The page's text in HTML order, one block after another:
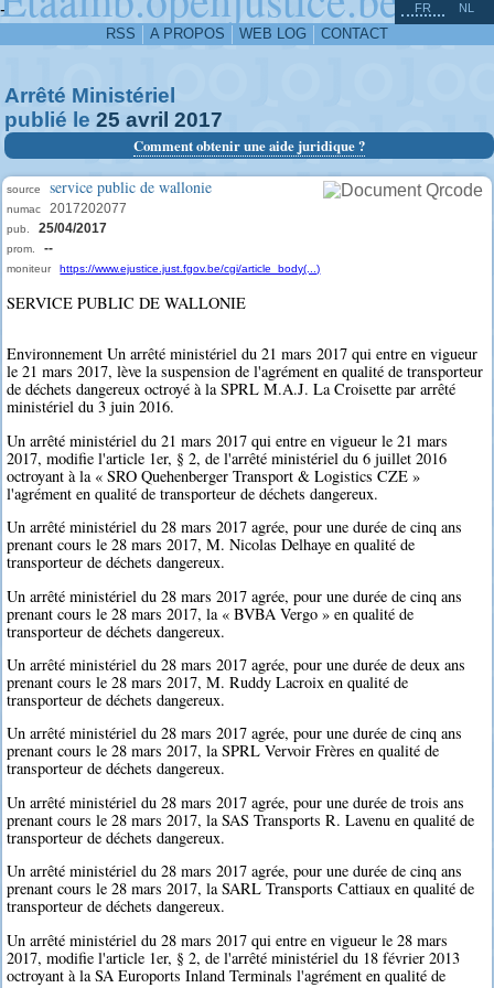
-
RSS A PROPOS WEB LOG CONTACT
FR NL
Arrêté Ministériel
publié le 25 avril 2017
Comment obtenir une aide juridique ?
source service public de wallonie
numac 2017202077
pub. 25/04/2017
prom. --
moniteur https://www.ejustice.just.fgov.be/cgi/article_body(...)
SERVICE PUBLIC DE WALLONIE
Environnement Un arrêté ministériel du 21 mars 2017 qui entre en vigueur
le 21 mars 2017, lève la suspension de l'agrément en qualité de transporteur
de déchets dangereux octroyé à la SPRL M.A.J. La Croisette par arrêté
ministériel du 3 juin 2016.
Un arrêté ministériel du 21 mars 2017 qui entre en vigueur le 21 mars
2017, modifie l'article 1er, § 2, de l'arrêté ministériel du 6 juillet 2016
octroyant à la « SRO Quehenberger Transport & Logistics CZE »
l'agrément en qualité de transporteur de déchets dangereux.
Un arrêté ministériel du 28 mars 2017 agrée, pour une durée de cinq ans
prenant cours le 28 mars 2017, M. Nicolas Delhaye en qualité de
transporteur de déchets dangereux.
Un arrêté ministériel du 28 mars 2017 agrée, pour une durée de cinq ans
prenant cours le 28 mars 2017, la « BVBA Vergo » en qualité de
transporteur de déchets dangereux.
Un arrêté ministériel du 28 mars 2017 agrée, pour une durée de deux ans
prenant cours le 28 mars 2017, M. Ruddy Lacroix en qualité de
transporteur de déchets dangereux.
Un arrêté ministériel du 28 mars 2017 agrée, pour une durée de cinq ans
prenant cours le 28 mars 2017, la SPRL Vervoir Frères en qualité de
transporteur de déchets dangereux.
Un arrêté ministériel du 28 mars 2017 agrée, pour une durée de trois ans
prenant cours le 28 mars 2017, la SAS Transports R. Lavenu en qualité de
transporteur de déchets dangereux.
Un arrêté ministériel du 28 mars 2017 agrée, pour une durée de cinq ans
prenant cours le 28 mars 2017, la SARL Transports Cattiaux en qualité de
transporteur de déchets dangereux.
Un arrêté ministériel du 28 mars 2017 qui entre en vigueur le 28 mars
2017, modifie l'article 1er, § 2, de l'arrêté ministériel du 18 février 2013
octroyant à la SA Euroports Inland Terminals l'agrément en qualité de
^